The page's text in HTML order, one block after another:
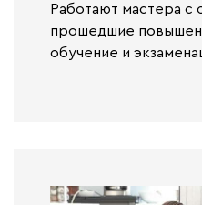
Работают мастера с
прошедшие
обучение и